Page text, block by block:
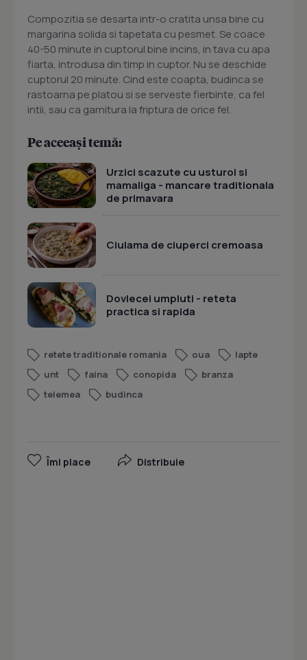
Compozitia se desarta intr-o cratita unsa bine cu
margarina solida si tapetata cu pesmet. Se coace
40-50 minute in cuptorul bine incins, in tava cu apa
fiarta, introdusa din timp in cuptor. Nu se deschide
cuptorul 20 minute. Cind este coapta, budinca se
rastoarna pe platou si se serveste fierbinte, ca fel
intii, sau ca garnitura la friptura de orice fel.
Pe aceeași temă:
Urzici scazute cu usturoi si
mamaliga - mancare traditionala
de primavara
Ciulama de ciuperci cremoasa
Dovlecei umpluti - reteta
practica si rapida
retete traditionale romania oua
lapte
unt
faina conopida
branza
telemea
budinca
Îmi place Distribuie